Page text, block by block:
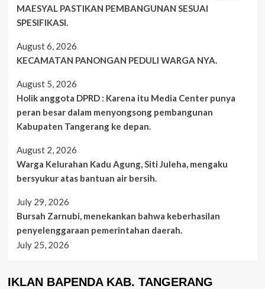
MAESYAL PASTIKAN PEMBANGUNAN SESUAI
SPESIFIKASI.
August 6, 2026
KECAMATAN PANONGAN PEDULI WARGA NYA.
August 5, 2026
Holik anggota DPRD : Karena itu Media Center punya
peran besar dalam menyongsong pembangunan
Kabupaten Tangerang ke depan.
August 2, 2026
Warga Kelurahan Kadu Agung, Siti Juleha, mengaku
bersyukur atas bantuan air bersih.
July 29, 2026
Bursah Zarnubi, menekankan bahwa keberhasilan
penyelenggaraan pemerintahan daerah.
July 25, 2026
IKLAN BAPENDA KAB. TANGERANG